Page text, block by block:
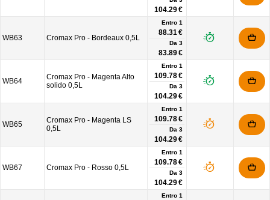
104.29 €
WB63 Cromax Pro - Bordeaux 0,5L
Entro 1
88.31 €
Da 3
83.89 €
WB64
Cromax Pro - Magenta Alto
solido 0,5L
Entro 1
109.78 €
Da 3
104.29 €
WB65
Cromax Pro - Magenta LS
0,5L
Entro 1
109.78 €
Da 3
104.29 €
WB67 Cromax Pro - Rosso 0,5L
Entro 1
109.78 €
Da 3
104.29 €
Entro 1